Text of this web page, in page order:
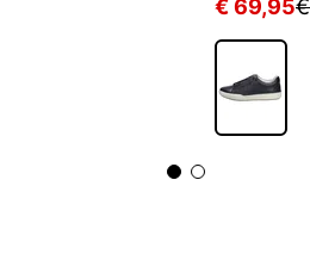
€ 69,95